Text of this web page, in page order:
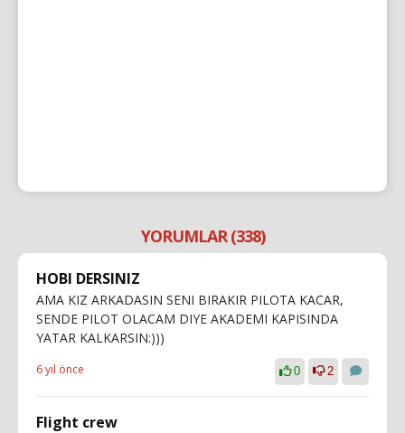
YORUMLAR (338)
HOBI DERSINIZ
AMA KIZ ARKADASIN SENI BIRAKIR PILOTA KACAR,
SENDE PILOT OLACAM DIYE AKADEMI KAPISINDA
YATAR KALKARSIN:)))
6 yıl önce 0 2
Flight crew